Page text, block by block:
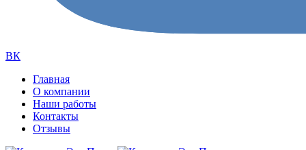
ВК
Главная
О компании
Наши работы
Контакты
Отзывы